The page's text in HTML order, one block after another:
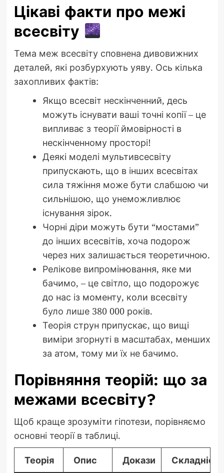
Цікаві факти про межі
всесвіту
Тема меж всесвіту сповнена дивовижних
деталей, які розбурхують уяву. Ось кілька
захопливих фактів:
Якщо всесвіт нескінченний, десь
можуть існувати ваші точні копії – це
випливає з теорії ймовірності в
нескінченному просторі!
Деякі моделі мультивсесвіту
припускають, що в інших всесвітах
сила тяжіння може бути слабшою чи
сильнішою, що унеможливлює
існування зірок.
Чорні діри можуть бути “мостами”
до інших всесвітів, хоча подорож
через них залишається теоретичною.
Релікове випромінювання, яке ми
бачимо, – це світло, що подорожує
до нас із моменту, коли всесвіту
було лише 380 000 років.
Теорія струн припускає, що вищі
виміри згорнуті в масштабах, менших
за атом, тому ми їх не бачимо.
Порівняння теорій: що за
межами всесвіту?
Щоб краще зрозуміти гіпотези, порівняємо
основні теорії в таблиці.
Теорія Опис Докази Складність